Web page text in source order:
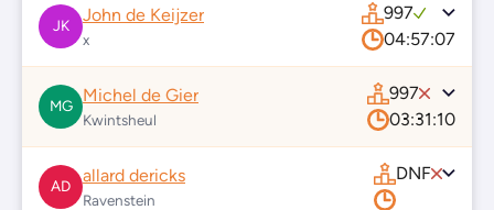
JK
John de Keijzer
x
997
04:57:07
MG
Michel de Gier
Kwintsheul
997
03:31:10
AD
allard dericks
Ravenstein
DNF